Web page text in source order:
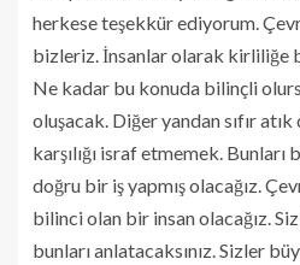
herkese teşekkür ediyorum.
bizleriz. İnsanlar olarak kirliliğe
Ne kadar bu konuda bilinçli
oluşacak. Diğer yandan sıfır
karşılığı israf etmemek. Bunları
doğru bir iş yapmış olacağız.
bilinci olan bir insan olacağız.
bunları anlatacaksınız. Sizler